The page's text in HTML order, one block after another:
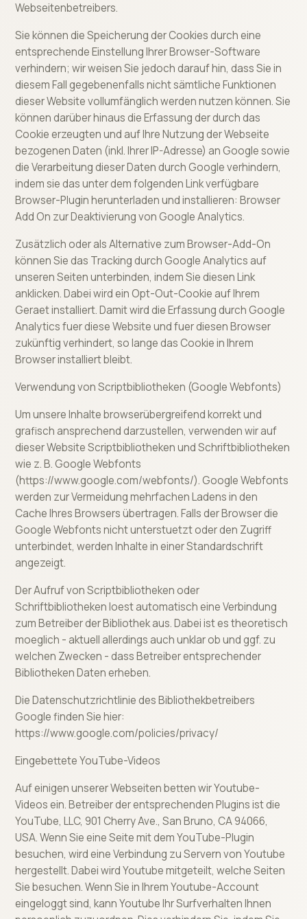
Webseitenbetreibers.
Sie können die Speicherung der Cookies durch eine
entsprechende Einstellung Ihrer Browser-Software
verhindern; wir weisen Sie jedoch darauf hin, dass Sie in
diesem Fall gegebenenfalls nicht sämtliche Funktionen
dieser Website vollumfänglich werden nutzen können. Sie
können darüber hinaus die Erfassung der durch das
Cookie erzeugten und auf Ihre Nutzung der Webseite
bezogenen Daten (inkl. Ihrer IP-Adresse) an Google sowie
die Verarbeitung dieser Daten durch Google verhindern,
indem sie das unter dem folgenden Link verfügbare
Browser-Plugin herunterladen und installieren: Browser
Add On zur Deaktivierung von Google Analytics.
Zusätzlich oder als Alternative zum Browser-Add-On
können Sie das Tracking durch Google Analytics auf
unseren Seiten unterbinden, indem Sie diesen Link
anklicken. Dabei wird ein Opt-Out-Cookie auf Ihrem
Geraet installiert. Damit wird die Erfassung durch Google
Analytics fuer diese Website und fuer diesen Browser
zukünftig verhindert, so lange das Cookie in Ihrem
Browser installiert bleibt.
Verwendung von Scriptbibliotheken (Google Webfonts)
Um unsere Inhalte browserübergreifend korrekt und
grafisch ansprechend darzustellen, verwenden wir auf
dieser Website Scriptbibliotheken und Schriftbibliotheken
wie z. B. Google Webfonts
(https://www.google.com/webfonts/). Google Webfonts
werden zur Vermeidung mehrfachen Ladens in den
Cache Ihres Browsers übertragen. Falls der Browser die
Google Webfonts nicht unterstuetzt oder den Zugriff
unterbindet, werden Inhalte in einer Standardschrift
angezeigt.
Der Aufruf von Scriptbibliotheken oder
Schriftbibliotheken loest automatisch eine Verbindung
zum Betreiber der Bibliothek aus. Dabei ist es theoretisch
moeglich - aktuell allerdings auch unklar ob und ggf. zu
welchen Zwecken - dass Betreiber entsprechender
Bibliotheken Daten erheben.
Die Datenschutzrichtlinie des Bibliothekbetreibers
Google finden Sie hier:
https://www.google.com/policies/privacy/
Eingebettete YouTube-Videos
Auf einigen unserer Webseiten betten wir Youtube-
Videos ein. Betreiber der entsprechenden Plugins ist die
YouTube, LLC, 901 Cherry Ave., San Bruno, CA 94066,
USA. Wenn Sie eine Seite mit dem YouTube-Plugin
besuchen, wird eine Verbindung zu Servern von Youtube
hergestellt. Dabei wird Youtube mitgeteilt, welche Seiten
Sie besuchen. Wenn Sie in Ihrem Youtube-Account
eingeloggt sind, kann Youtube Ihr Surfverhalten Ihnen